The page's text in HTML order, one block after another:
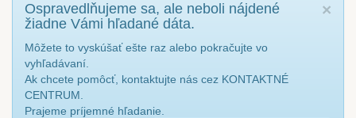
×
Ospravedlňujeme sa, ale neboli nájdené
žiadne Vámi hľadané dáta.
Môžete to vyskúšať ešte raz alebo pokračujte vo
vyhľadávaní.
Ak chcete pomôcť, kontaktujte nás cez KONTAKTNÉ
CENTRUM.
Prajeme príjemné hľadanie.